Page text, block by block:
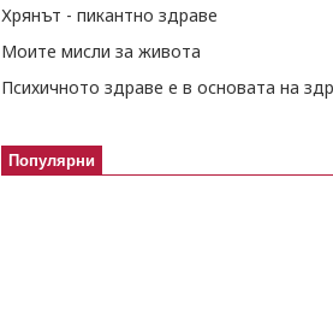
Хрянът - пикантно здраве
Моите мисли за живота
Популярни